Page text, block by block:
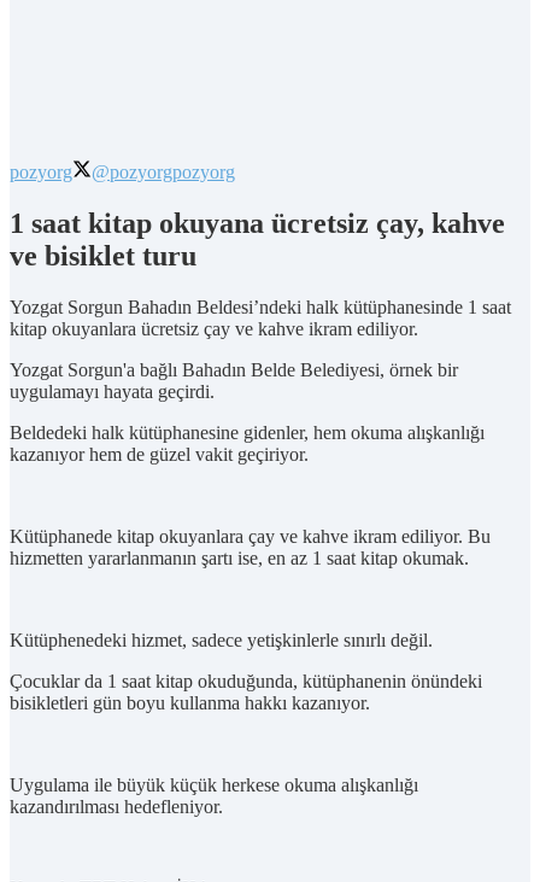
pozyorg @pozyorgpozyorg
1 saat kitap okuyana ücretsiz çay, kahve
ve bisiklet turu
Yozgat Sorgun Bahadın Beldesi’ndeki halk kütüphanesinde 1 saat
kitap okuyanlara ücretsiz çay ve kahve ikram ediliyor.
Yozgat Sorgun'a bağlı Bahadın Belde Belediyesi, örnek bir
uygulamayı hayata geçirdi.
Beldedeki halk kütüphanesine gidenler, hem okuma alışkanlığı
kazanıyor hem de güzel vakit geçiriyor.
Kütüphanede kitap okuyanlara çay ve kahve ikram ediliyor. Bu
hizmetten yararlanmanın şartı ise, en az 1 saat kitap okumak.
Kütüphenedeki hizmet, sadece yetişkinlerle sınırlı değil.
Çocuklar da 1 saat kitap okuduğunda, kütüphanenin önündeki
bisikletleri gün boyu kullanma hakkı kazanıyor.
Uygulama ile büyük küçük herkese okuma alışkanlığı
kazandırılması hedefleniyor.